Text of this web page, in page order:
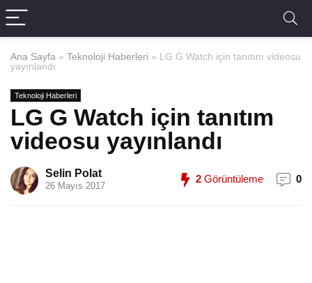
Ana Sayfa » Teknoloji Haberleri » LG G Watch için tanıtım videosu
yayınlandı
Teknoloji Haberleri
LG G Watch için tanıtım
videosu yayınlandı
Selin Polat
26 Mayıs 2017
2 Görüntüleme 0